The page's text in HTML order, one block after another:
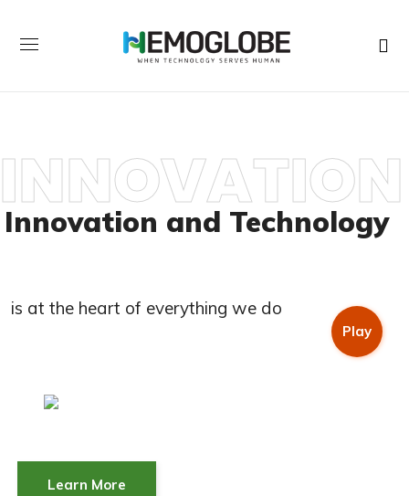
Innovation and Technology
is at the heart of everything we do
INNOVATION
Learn More
Play